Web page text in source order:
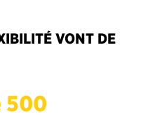
VONT DE
500